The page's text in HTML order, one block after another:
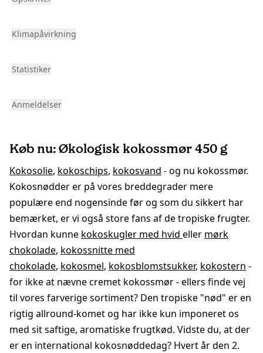
Klimapåvirkning
Statistiker
Anmeldelser
Køb nu: Økologisk kokossmør 450 g
Kokosolie, kokoschips, kokosvand - og nu kokossmør.
Kokosnødder er på vores breddegrader mere
populære end nogensinde før og som du sikkert har
bemærket, er vi også store fans af de tropiske frugter.
Hvordan kunne kokoskugler med hvid eller mørk
chokolade, kokossnitte med
chokolade, kokosmel, kokosblomstsukker, kokostern -
for ikke at nævne cremet kokossmør - ellers finde vej
til vores farverige sortiment? Den tropiske "nød" er en
rigtig allround-komet og har ikke kun imponeret os
med sit saftige, aromatiske frugtkød. Vidste du, at der
er en international kokosnøddedag? Hvert år den 2.